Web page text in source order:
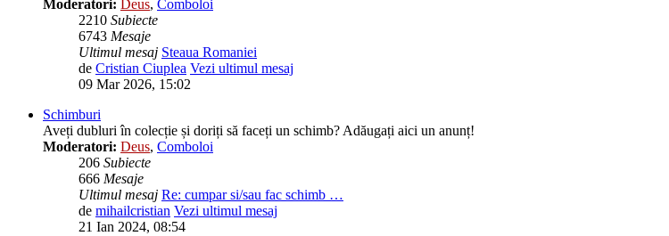
Moderatori: Deus, Comboloi
2210 Subiecte
6743 Mesaje
Ultimul mesaj Steaua Romaniei
de Cristian Ciuplea Vezi ultimul mesaj
09 Mar 2026, 15:02
Schimburi
Aveți dubluri în colecție și doriți să faceți un schimb? Adăugați aici un anunț!
Moderatori: Deus, Comboloi
206 Subiecte
666 Mesaje
Ultimul mesaj Re: cumpar si/sau fac schimb …
de mihailcristian Vezi ultimul mesaj
21 Ian 2024, 08:54